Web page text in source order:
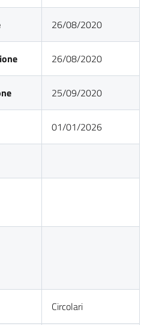
26/08/2020
26/08/2020
25/09/2020
01/01/2026
Circolari